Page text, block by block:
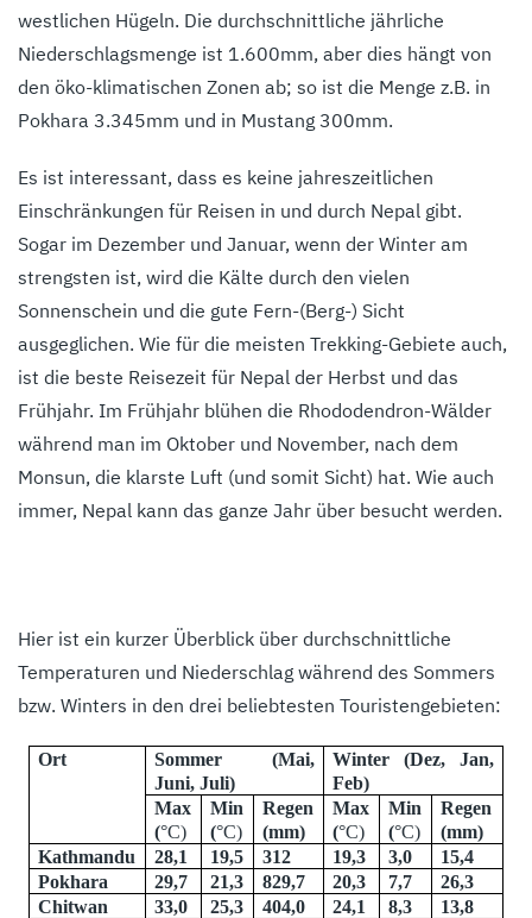
westlichen Hügeln. Die durchschnittliche jährliche
Niederschlagsmenge ist 1.600mm, aber dies hängt von
den öko-klimatischen Zonen ab; so ist die Menge z.B. in
Pokhara 3.345mm und in Mustang 300mm.
Es ist interessant, dass es keine jahreszeitlichen
Einschränkungen für Reisen in und durch Nepal gibt.
Sogar im Dezember und Januar, wenn der Winter am
strengsten ist, wird die Kälte durch den vielen
Sonnenschein und die gute Fern-(Berg-) Sicht
ausgeglichen. Wie für die meisten Trekking-Gebiete auch,
ist die beste Reisezeit für Nepal der Herbst und das
Frühjahr. Im Frühjahr blühen die Rhododendron-Wälder
während man im Oktober und November, nach dem
Monsun, die klarste Luft (und somit Sicht) hat. Wie auch
immer, Nepal kann das ganze Jahr über besucht werden.
Hier ist ein kurzer Überblick über durchschnittliche
Temperaturen und Niederschlag während des Sommers
bzw. Winters in den drei beliebtesten Touristengebieten:
Ort
Sommer (Mai,
Juni, Juli)
Winter (Dez, Jan,
Feb)
Max
(°C)
Min
(°C)
Regen
(mm)
Max
(°C)
Min
(°C)
Regen
(mm)
Kathmandu
28,1 19,5 312 19,3 3,0
15,4
Pokhara
29,7 21,3 829,7 20,3 7,7
26,3
Chitwan
33,0 25,3 404,0 24,1 8,3 13,8